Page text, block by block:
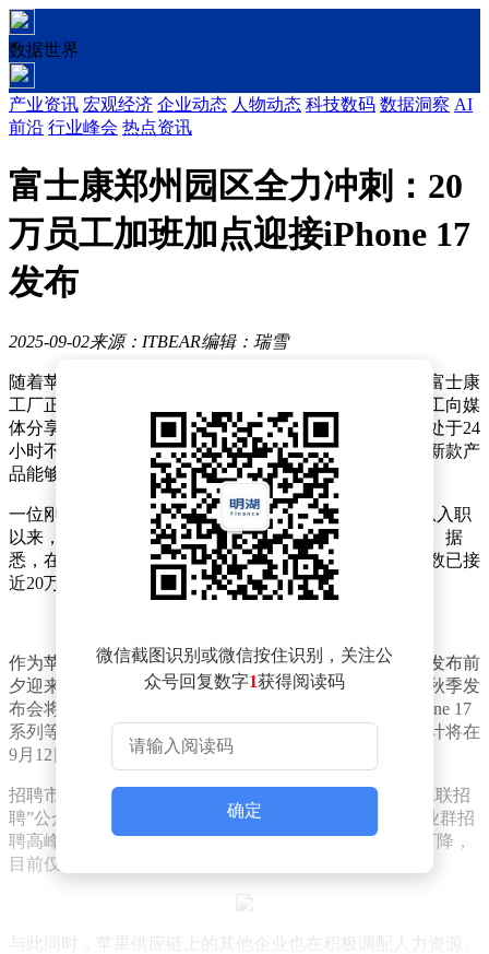
数据世界
产业资讯 宏观经济 企业动态 人物动态 科技数码 数据洞察 AI
前沿 行业峰会 热点资讯
富士康郑州园区全力冲刺：20
万员工加班加点迎接iPhone 17
发布
2025-09-02来源：ITBEAR编辑：瑞雪
随着苹果秋季新品发布会的脚步日益临近，位于郑州的富士康
工厂正紧锣密鼓地迎接生产旺季。近日，多名富士康员工向媒
体分享了工厂内热火朝天的生产景象，透露生产线目前处于24
小时不间断运转状态，数万名员工正全力以赴，以确保新款产
品能够准时上市。
一位刚于8月初加入富士康的员工向时代财经透露，自从入职
以来，加班成为了日常的一部分，每天都在为新品赶工。据
悉，在今年的招工旺季，郑州港区富士康厂区的员工总数已接
近20万。
作为苹果供应链上的关键一环，富士康每年都会在新品发布前
夕迎来招工和生产的双重高峰。苹果官方宣布，今年的秋季发
布会将于9月10日凌晨在北京时间举行，届时将揭开iPhone 17
系列等全新产品的神秘面纱。按照以往习惯，新机型预计将在
9月12日正式启动预售。
招聘市场的动态也反映了生产需求的变化。据“郑州富工联招
聘”公众号发布的信息，8月29日标志着郑州富士康A事业群招
聘高峰期的结束。自8月30日起，招聘工价将出现大幅下降，
目前仅有少数事业群仍在招募派遣工。
与此同时，苹果供应链上的其他企业也在积极调配人力资源。
微信截图识别或微信按住识别，关注公
众号回复数字1获得阅读码
确定